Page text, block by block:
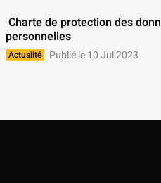
personnelles
Actualité Publié le 10 Jul 2023